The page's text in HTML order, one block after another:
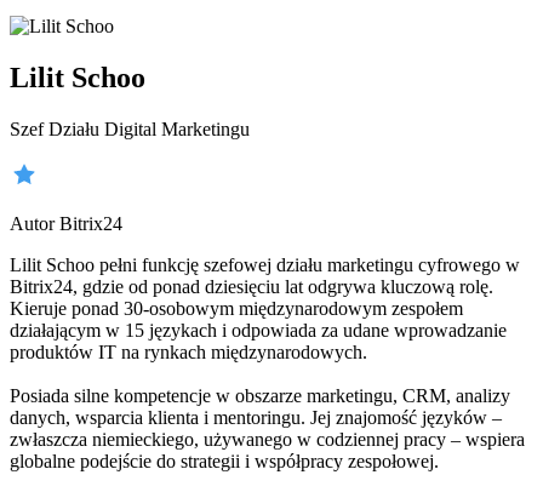
Lilit Schoo
Szef Działu Digital Marketingu
Autor Bitrix24
Lilit Schoo pełni funkcję szefowej działu marketingu cyfrowego w
Bitrix24, gdzie od ponad dziesięciu lat odgrywa kluczową rolę.
Kieruje ponad 30-osobowym międzynarodowym zespołem
działającym w 15 językach i odpowiada za udane wprowadzanie
produktów IT na rynkach międzynarodowych.
Posiada silne kompetencje w obszarze marketingu, CRM, analizy
danych, wsparcia klienta i mentoringu. Jej znajomość języków –
zwłaszcza niemieckiego, używanego w codziennej pracy – wspiera
globalne podejście do strategii i współpracy zespołowej.